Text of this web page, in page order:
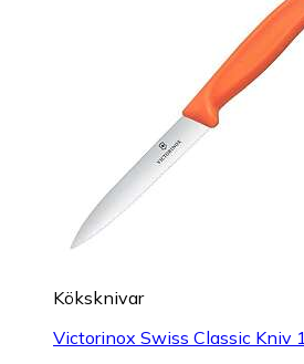
Köksknivar
Victorinox Swiss Classic Kniv